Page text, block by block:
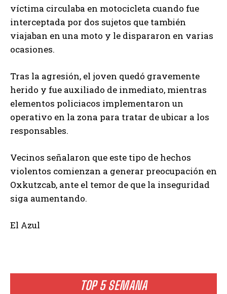
TOP 5 SEMANA
víctima circulaba en motocicleta cuando fue
interceptada por dos sujetos que también
viajaban en una moto y le dispararon en varias
ocasiones.
Tras la agresión, el joven quedó gravemente
herido y fue auxiliado de inmediato, mientras
elementos policiacos implementaron un
operativo en la zona para tratar de ubicar a los
responsables.
Vecinos señalaron que este tipo de hechos
violentos comienzan a generar preocupación en
Oxkutzcab, ante el temor de que la inseguridad
siga aumentando.
El Azul